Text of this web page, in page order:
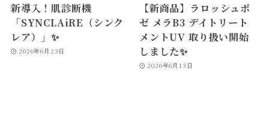
新導入！肌診断機
「SYNCLAiRE（シンク
レア）」✨
2026年6月23日
【新商品】ラロッシュポ
ゼ メラB3 デイトリート
メントUV 取り扱い開始
しました✨
2026年6月13日